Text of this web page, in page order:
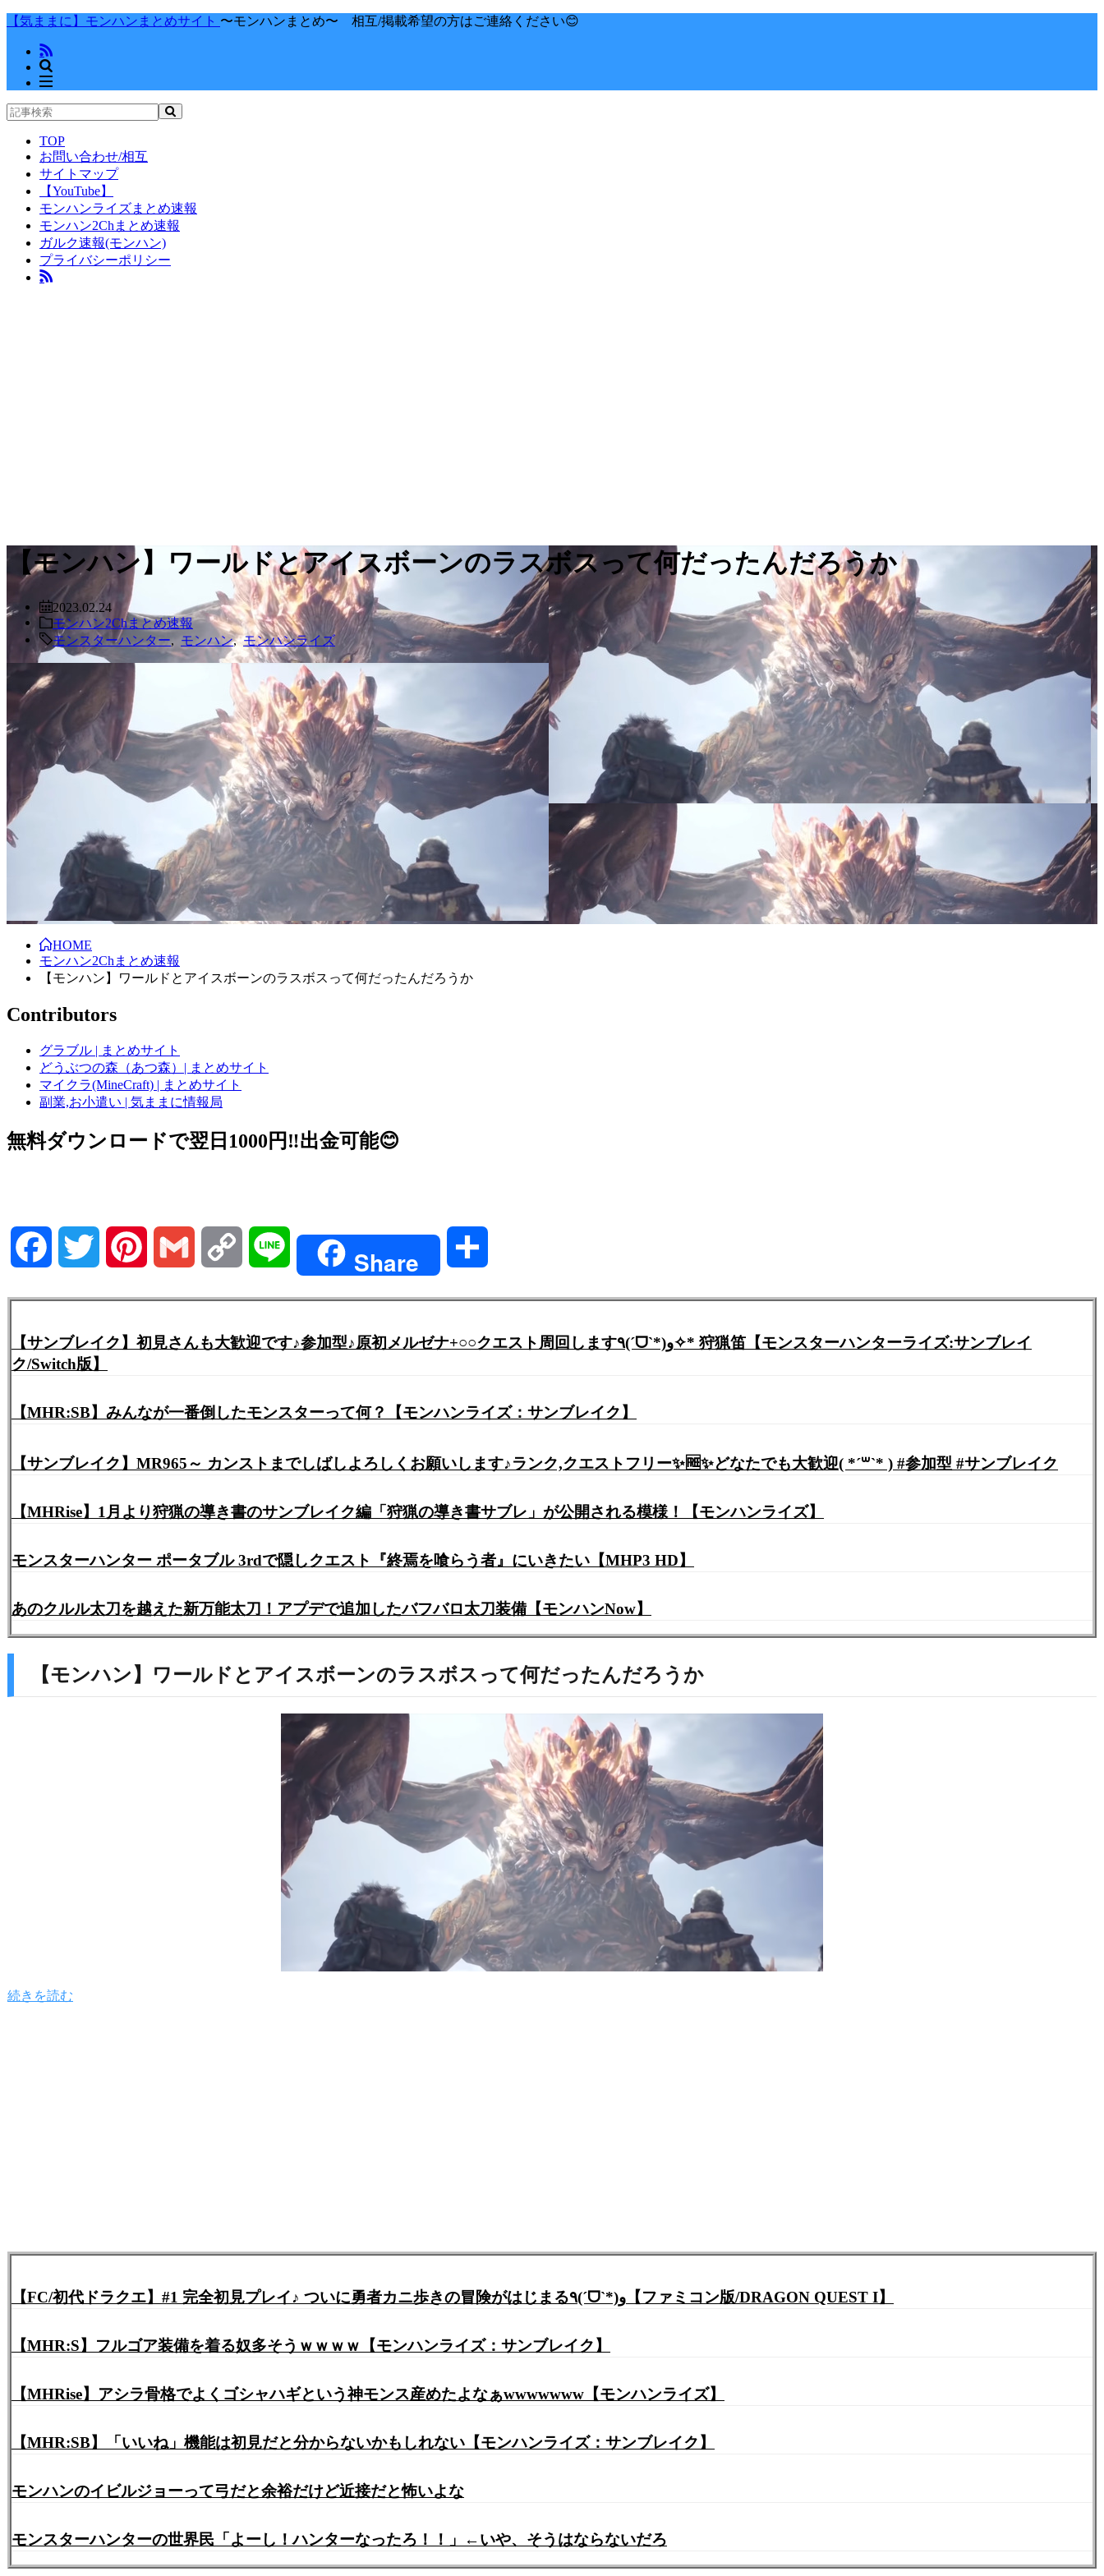
【気ままに】モンハンまとめサイト 〜モンハンまとめ〜 相互/掲載希望の方はご連絡ください😊
TOP
お問い合わせ/相互
サイトマップ
【YouTube】
モンハンライズまとめ速報
モンハン2Chまとめ速報
ガルク速報(モンハン)
プライバシーポリシー
【モンハン】ワールドとアイスボーンのラスボスって何だったんだろうか
2023.02.24
モンハン2Chまとめ速報
モンスターハンター, モンハン,モンハンライズ
HOME
モンハン2Chまとめ速報
【モンハン】ワールドとアイスボーンのラスボスって何だったんだろうか
Contributors
グラブル | まとめサイト
どうぶつの森（あつ森）| まとめサイト
マイクラ(MineCraft) | まとめサイト
副業,お小遣い | 気ままに情報局
無料ダウンロードで翌日1000円‼️出金可能😊
Facebook Twitter Pinterest Gmail Copy Share
【サンブレイク】初見さんも大歓迎です♪参加型♪原初メルゼナ+○○クエスト周回します٩(ˊᗜˋ*)و✧* 狩猟笛【モンスターハンターライズ:サンブレイ
ク/Switch版】
【MHR:SB】みんなが一番倒したモンスターって何？【モンハンライズ：サンブレイク】
【サンブレイク】MR965～ カンストまでしばしよろしくお願いします♪ランク,クエストフリー✨🆓✨どなたでも大歓迎( *´꒳`* ) #参加型 #サンブレイク
【MHRise】1月より狩猟の導き書のサンブレイク編「狩猟の導き書サブレ」が公開される模様！【モンハンライズ】
モンスターハンター ポータブル 3rdで隠しクエスト『終焉を喰らう者』にいきたい【MHP3 HD】
あのクルル太刀を越えた新万能太刀！アプデで追加したバフバロ太刀装備【モンハンNow】
【モンハン】ワールドとアイスボーンのラスボスって何だったんだろうか
続きを読む
【FC/初代ドラクエ】#1 完全初見プレイ♪ ついに勇者カニ歩きの冒険がはじまる٩(ˊᗜˋ*)و【ファミコン版/DRAGON QUEST I】
【MHR:S】フルゴア装備を着る奴多そうｗｗｗｗ【モンハンライズ：サンブレイク】
【MHRise】アシラ骨格でよくゴシャハギという神モンス産めたよなぁwwwwwww【モンハンライズ】
【MHR:SB】「いいね」機能は初見だと分からないかもしれない【モンハンライズ：サンブレイク】
モンハンのイビルジョーって弓だと余裕だけど近接だと怖いよな
モンスターハンターの世界民「よーし！ハンターなったろ！！」←いや、そうはならないだろ